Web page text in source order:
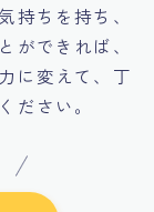
持ちを持ち、
ができれば、
に変えて、丁
ださい。